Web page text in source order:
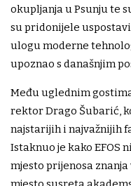
okupljanja u Psunju te
su pridonijele
ulogu moderne
upoznao s današnjim
Među uglednim
rektor Drago Šubarić,
najstarijih i najvažnijih
Istaknuo je kako EFOS
mjesto prijenosa